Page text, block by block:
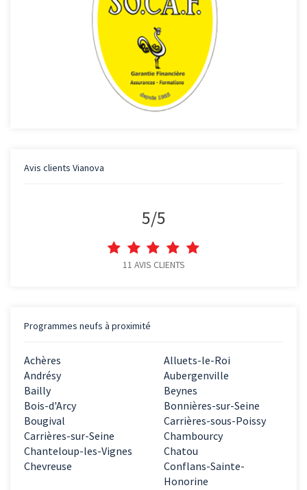
Avis clients Vianova
5/5
11 AVIS CLIENTS
Programmes neufs à proximité
Achères
Alluets-le-Roi
Andrésy
Aubergenville
Bailly
Beynes
Bois-d'Arcy
Bonnières-sur-Seine
Bougival
Carrières-sous-Poissy
Carrières-sur-Seine
Chambourcy
Chanteloup-les-Vignes
Chatou
Chevreuse
Conflans-Sainte-
Honorine